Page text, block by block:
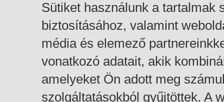
Sütiket használunk a tartalmak
biztosításához, valamint
média és elemező
vonatkozó adatait, akik
amelyeket Ön adott meg
szolgáltatásokból gyűjtöttek. A